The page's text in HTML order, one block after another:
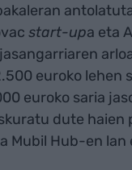
start-upa eta
euroko lehen
euroko saria
dute haien
Mubil Hub-en